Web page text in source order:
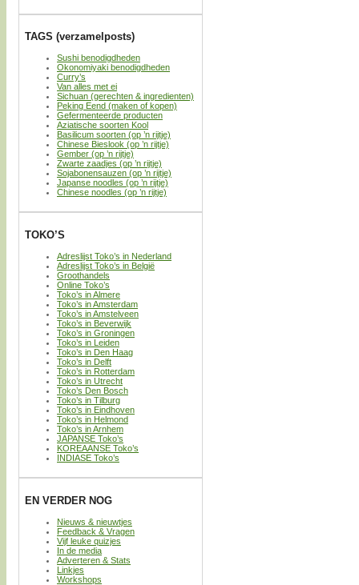
TAGS (verzamelposts)
Sushi benodigdheden
Okonomiyaki benodigdheden
Curry’s
Van alles met ei
Sichuan (gerechten & ingredienten)
Peking Eend (maken of kopen)
Gefermenteerde producten
Aziatische soorten Kool
Basilicum soorten (op ’n rijtje)
Chinese Bieslook (op ’n rijtje)
Gember (op ’n rijtje)
Zwarte zaadjes (op ’n rijtje)
Sojabonensauzen (op ’n rijtje)
Japanse noodles (op ’n rijtje)
Chinese noodles (op ’n rijtje)
TOKO’S
Adreslijst Toko’s in Nederland
Adreslijst Toko’s in België
Groothandels
Online Toko’s
Toko’s in Almere
Toko’s in Amsterdam
Toko’s in Amstelveen
Toko’s in Beverwijk
Toko’s in Groningen
Toko’s in Leiden
Toko’s in Den Haag
Toko’s in Delft
Toko’s in Rotterdam
Toko’s in Utrecht
Toko’s Den Bosch
Toko’s in Tilburg
Toko’s in Eindhoven
Toko’s in Helmond
Toko’s in Arnhem
JAPANSE Toko’s
KOREAANSE Toko’s
INDIASE Toko’s
EN VERDER NOG
Nieuws & nieuwtjes
Feedback & Vragen
Vijf leuke quizjes
In de media
Adverteren & Stats
Linkjes
Workshops